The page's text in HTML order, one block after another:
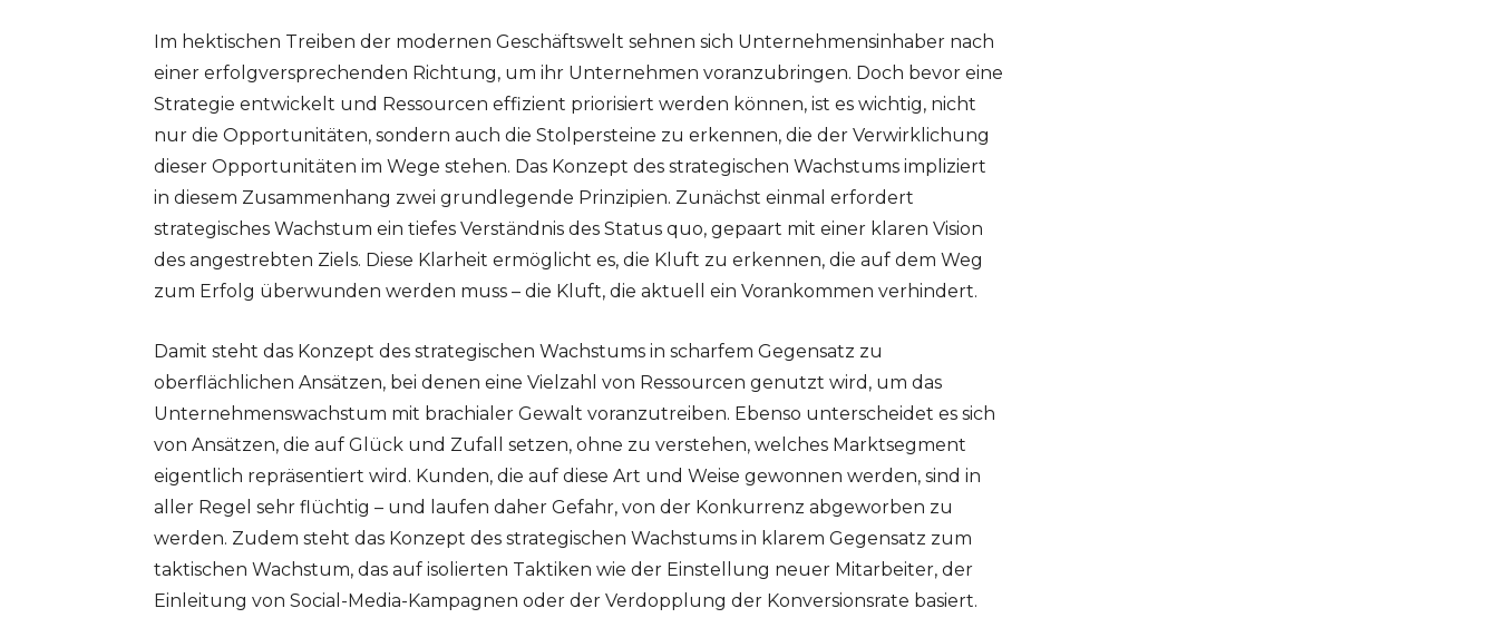
Im hektischen Treiben der modernen Geschäftswelt sehnen sich Unternehmensinhaber nach
einer erfolgversprechenden Richtung, um ihr Unternehmen voranzubringen. Doch bevor eine
Strategie entwickelt und Ressourcen effizient priorisiert werden können, ist es wichtig, nicht
nur die Opportunitäten, sondern auch die Stolpersteine zu erkennen, die der Verwirklichung
dieser Opportunitäten im Wege stehen. Das Konzept des strategischen Wachstums impliziert
in diesem Zusammenhang zwei grundlegende Prinzipien. Zunächst einmal erfordert
strategisches Wachstum ein tiefes Verständnis des Status quo, gepaart mit einer klaren Vision
des angestrebten Ziels. Diese Klarheit ermöglicht es, die Kluft zu erkennen, die auf dem Weg
zum Erfolg überwunden werden muss – die Kluft, die aktuell ein Vorankommen verhindert.
Damit steht das Konzept des strategischen Wachstums in scharfem Gegensatz zu
oberflächlichen Ansätzen, bei denen eine Vielzahl von Ressourcen genutzt wird, um das
Unternehmenswachstum mit brachialer Gewalt voranzutreiben. Ebenso unterscheidet es sich
von Ansätzen, die auf Glück und Zufall setzen, ohne zu verstehen, welches Marktsegment
eigentlich repräsentiert wird. Kunden, die auf diese Art und Weise gewonnen werden, sind in
aller Regel sehr flüchtig – und laufen daher Gefahr, von der Konkurrenz abgeworben zu
werden. Zudem steht das Konzept des strategischen Wachstums in klarem Gegensatz zum
taktischen Wachstum, das auf isolierten Taktiken wie der Einstellung neuer Mitarbeiter, der
Einleitung von Social-Media-Kampagnen oder der Verdopplung der Konversionsrate basiert.